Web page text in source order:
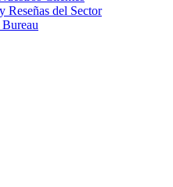
Reseñas del Sector